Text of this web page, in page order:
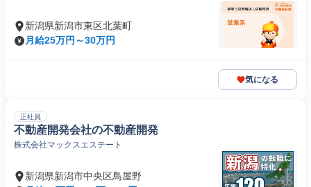
新潟県新潟市東区北葉町
月給25万円～30万円
気になる
正社員
不動産開発会社の不動産開発
株式会社マックスエステート
新潟県新潟市中央区鳥屋野